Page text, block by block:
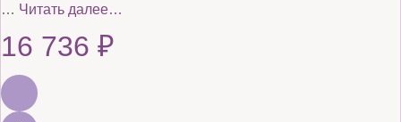
… Читать далее…
16 736 ₽